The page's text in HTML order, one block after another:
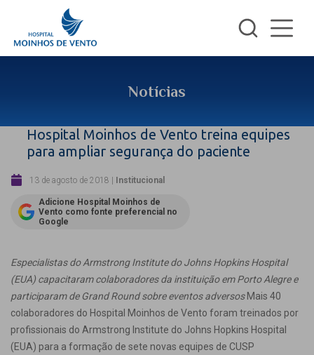
Notícias
Hospital Moinhos de Vento treina equipes
para ampliar segurança do paciente
13 de agosto de 2018 | Institucional
Adicione Hospital Moinhos de
Vento como fonte preferencial no
Google
Especialistas do Armstrong Institute do Johns Hopkins Hospital
(EUA) capacitaram colaboradores da instituição em Porto Alegre e
participaram de Grand Round sobre eventos adversosMais 40
colaboradores do Hospital Moinhos de Vento foram treinados por
profissionais do Armstrong Institute do Johns Hopkins Hospital
(EUA) para a formação de sete novas equipes de CUSP